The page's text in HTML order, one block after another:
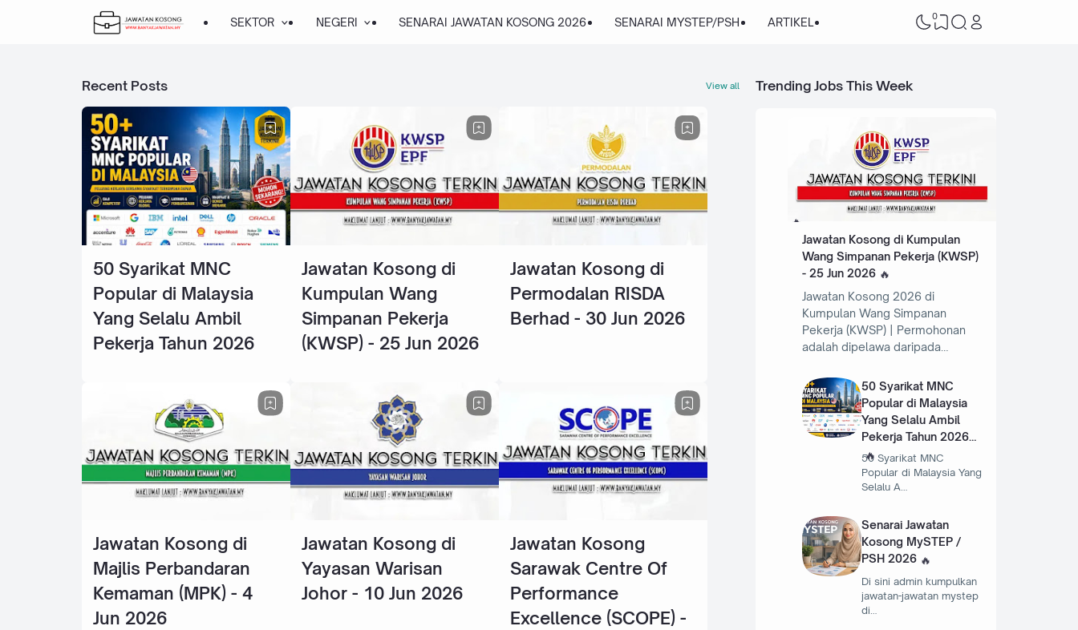
SEKTOR NEGERI SENARAI JAWATAN KOSONG 2026 SENARAI MYSTEP/PSH ARTIKEL 0
Recent Posts View all
50 Syarikat MNC
Popular di Malaysia
Yang Selalu Ambil
Pekerja Tahun 2026
Jawatan Kosong di
Kumpulan Wang
Simpanan Pekerja
(KWSP) - 25 Jun 2026
Jawatan Kosong di
Permodalan RISDA
Berhad - 30 Jun 2026
Jawatan Kosong di
Majlis Perbandaran
Kemaman (MPK) - 4
Jun 2026
Jawatan Kosong di
Yayasan Warisan
Johor - 10 Jun 2026
Jawatan Kosong
Sarawak Centre Of
Performance
Excellence (SCOPE) -
Trending Jobs This Week
Jawatan Kosong di Kumpulan
Wang Simpanan Pekerja (KWSP)
- 25 Jun 2026
Jawatan Kosong 2026 di
Kumpulan Wang Simpanan
Pekerja (KWSP) | Permohonan
adalah dipelawa daripada…
50 Syarikat MNC
Popular di Malaysia
Yang Selalu Ambil
Pekerja Tahun 2026
50 Syarikat MNC
Popular di Malaysia Yang
Selalu A…
Senarai Jawatan
Kosong MySTEP /
PSH 2026
Di sini admin kumpulkan
jawatan-jawatan mystep
di…